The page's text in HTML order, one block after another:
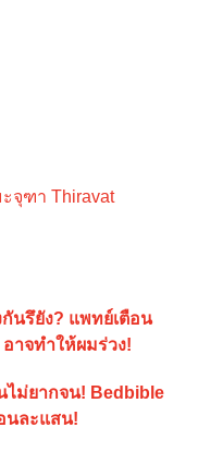
จุฑา Thiravat
นรึยัง? แพทย์เตือน
าจทำให้ผมร่วง!
ไม่ยากจน! Bedbible
นละแสน!